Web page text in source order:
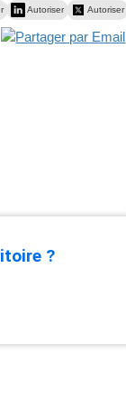
Autoriser Autoriser
?